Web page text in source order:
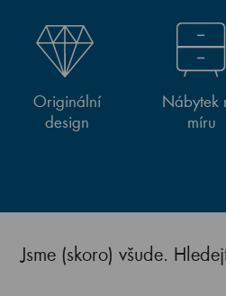
Originální
design
Nábytek
míru
Jsme (skoro) všude.